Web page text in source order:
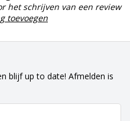
het schrijven van een review
toevoegen
blijf up to date! Afmelden is